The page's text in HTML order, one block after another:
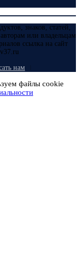
знаков, статей,
или владельцам
ссылка на сайт
нам
файлы cookie